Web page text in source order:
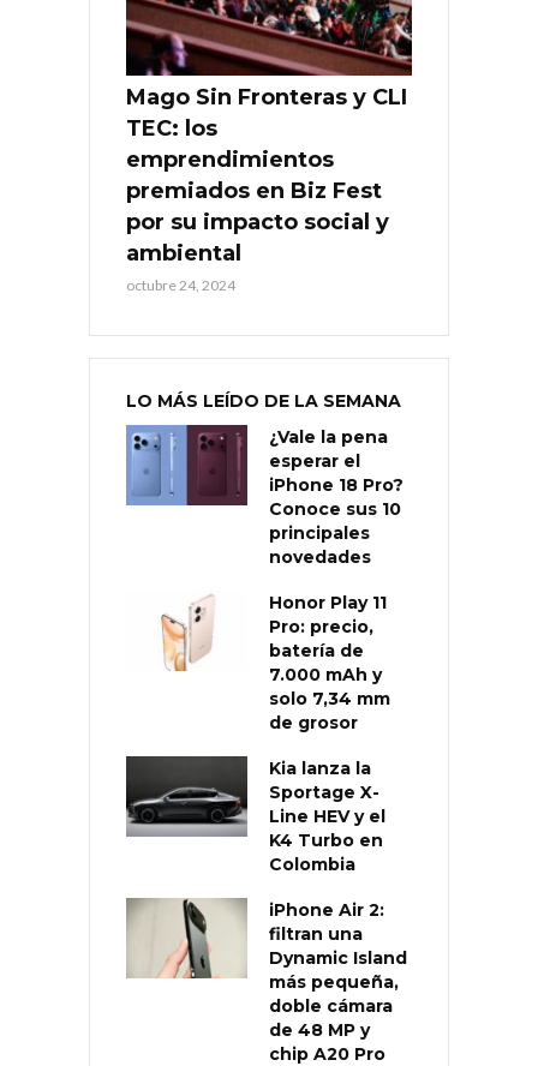
Mago Sin Fronteras y CLI
TEC: los
emprendimientos
premiados en Biz Fest
por su impacto social y
ambiental
octubre 24, 2024
LO MÁS LEÍDO DE LA SEMANA
¿Vale la pena
esperar el
iPhone 18 Pro?
Conoce sus 10
principales
novedades
Honor Play 11
Pro: precio,
batería de
7.000 mAh y
solo 7,34 mm
de grosor
Kia lanza la
Sportage X-
Line HEV y el
K4 Turbo en
Colombia
iPhone Air 2:
filtran una
Dynamic Island
más pequeña,
doble cámara
de 48 MP y
chip A20 Pro